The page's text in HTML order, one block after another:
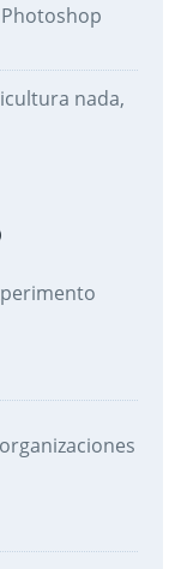
nada,